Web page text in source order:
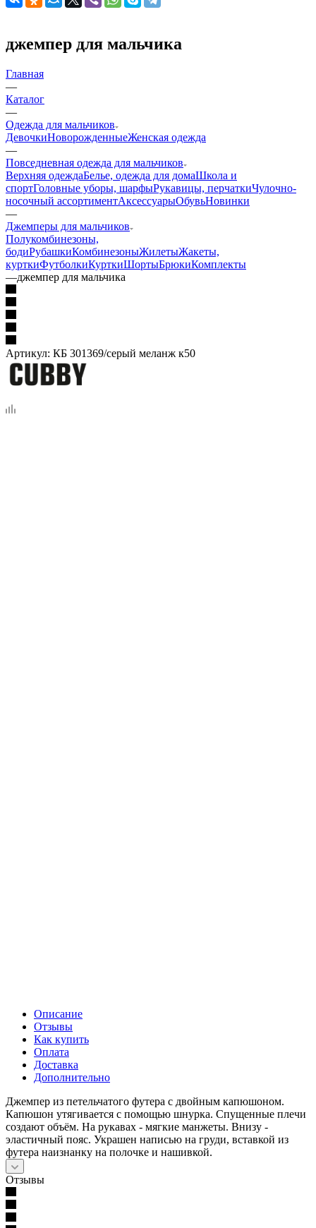
джемпер для мальчика
Главная
—
Каталог
—
Одежда для мальчиков
ДевочкиНоворожденныеЖенская одежда
—
Повседневная одежда для мальчиков
Верхняя одеждаБелье, одежда для домаШкола и
спортГоловные уборы, шарфыРукавицы, перчаткиЧулочно-
носочный ассортиментАксессуарыОбувьНовинки
—
Джемперы для мальчиков
Полукомбинезоны,
бодиРубашкиКомбинезоныЖилетыЖакеты,
курткиФутболкиКурткиШортыБрюкиКомплекты
—джемпер для мальчика
Артикул: КБ 301369/серый меланж к50
Описание
Отзывы
Как купить
Оплата
Доставка
Дополнительно
Джемпер из петельчатого футера с двойным капюшоном.
Капюшон утягивается с помощью шнурка. Спущенные плечи
создают объём. На рукавах - мягкие манжеты. Внизу -
эластичный пояс. Украшен написью на груди, вставкой из
футера наизнанку на полочке и нашивкой.
Отзывы